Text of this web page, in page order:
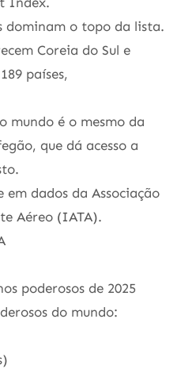
dominam o topo da lista.
Coreia do Sul e
países,
mundo é o mesmo da
que dá acesso a
dados da Associação
Aéreo (IATA).
poderosos de 2025
do mundo: